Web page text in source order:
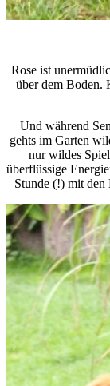
Rose ist
über dem Boden.
Und während
gehts im Garten
nur wildes
überflüssige
Stunde (!) mit den